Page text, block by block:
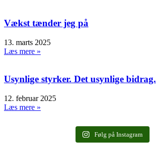
Vækst tænder jeg på
13. marts 2025
Læs mere »
Usynlige styrker. Det usynlige bidrag.
12. februar 2025
Læs mere »
Følg på Instagram